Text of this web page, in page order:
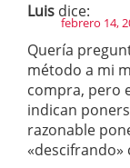
Luis dice:
febrero 14,
Quería
método a mi
compra, pero
indican
razonable